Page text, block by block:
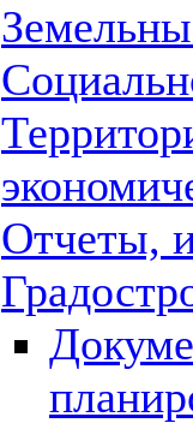
Отчеты,